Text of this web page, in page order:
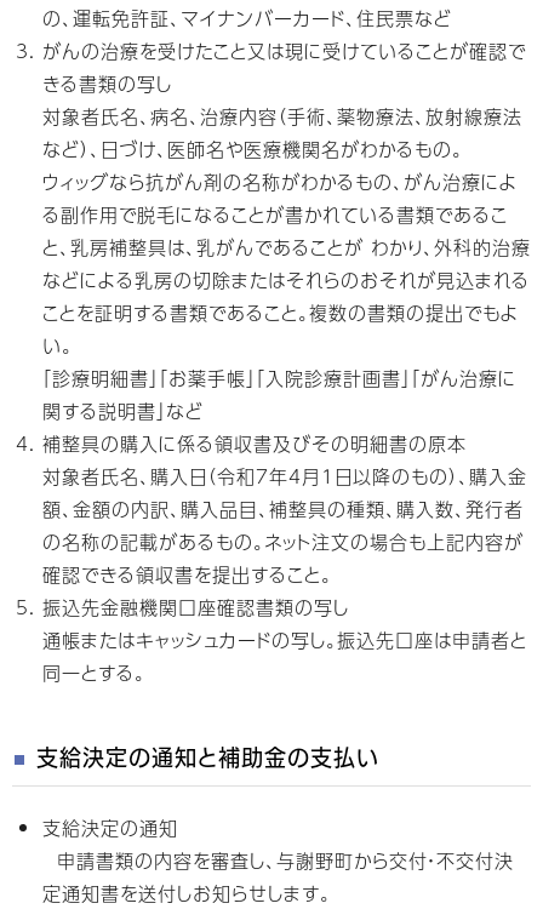
の、運転免許証、マイナンバーカード、住民票など
がんの治療を受けたこと又は現に受けていることが確認で
きる書類の写し
対象者氏名、病名、治療内容（手術、薬物療法、放射線療法
など）、日づけ、医師名や医療機関名がわかるもの。
ウィッグなら抗がん剤の名称がわかるもの、がん治療によ
る副作用で脱毛になることが書かれている書類であるこ
と、乳房補整具は、乳がんであることが わかり、外科的治療
などによる乳房の切除またはそれらのおそれが見込まれる
ことを証明する書類であること。複数の書類の提出でもよ
い。
「診療明細書」「お薬手帳」「入院診療計画書」「がん治療に
関する説明書」など
補整具の購入に係る領収書及びその明細書の原本
対象者氏名、購入日（令和7年4月1日以降のもの）、購入金
額、金額の内訳、購入品目、補整具の種類、購入数、発行者
の名称の記載があるもの。ネット注文の場合も上記内容が
確認できる領収書を提出すること。
振込先金融機関口座確認書類の写し
通帳またはキャッシュカードの写し。振込先口座は申請者と
同一とする。
支給決定の通知と補助金の支払い
支給決定の通知
申請書類の内容を審査し、与謝野町から交付・不交付決
定通知書を送付しお知らせします。